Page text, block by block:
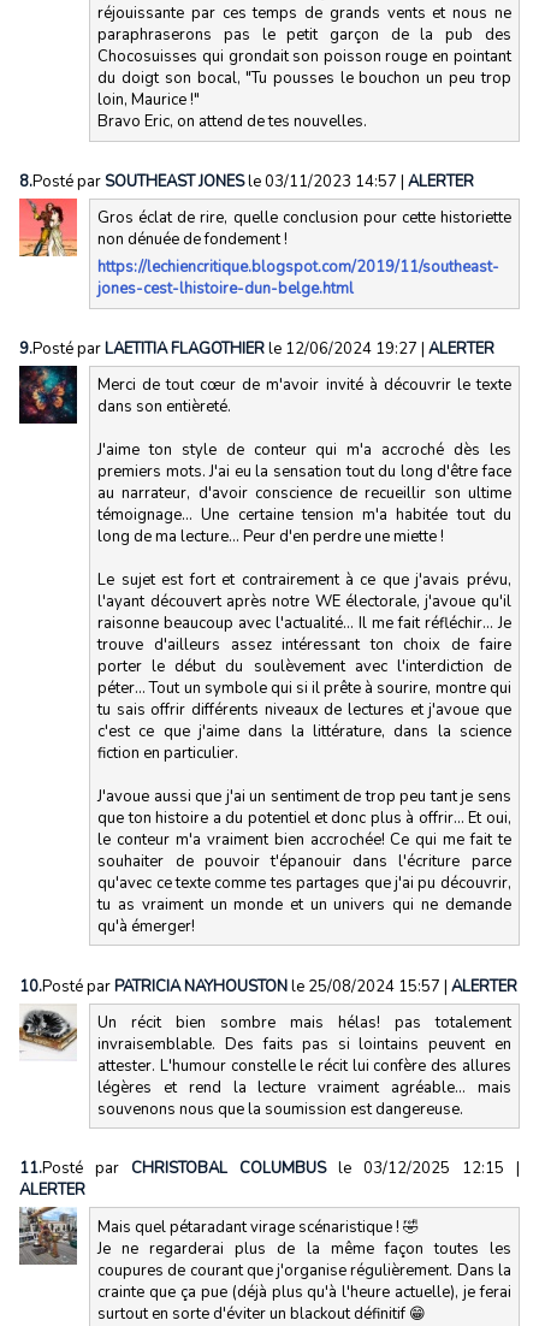
réjouissante par ces temps de grands vents et nous ne
paraphraserons pas le petit garçon de la pub des
Chocosuisses qui grondait son poisson rouge en pointant
du doigt son bocal, "Tu pousses le bouchon un peu trop
loin, Maurice !"
Bravo Eric, on attend de tes nouvelles.
8.Posté par SOUTHEAST JONESle 03/11/2023 14:57 | ALERTER
Gros éclat de rire, quelle conclusion pour cette historiette
non dénuée de fondement !
https://lechiencritique.blogspot.com/2019/11/southeast-
jones-cest-lhistoire-dun-belge.html
9.Posté parLAETITIA FLAGOTHIERle 12/06/2024 19:27 | ALERTER
Merci de tout cœur de m'avoir invité à découvrir le texte
dans son entièreté.
J'aime ton style de conteur qui m'a accroché dès les
premiers mots. J'ai eu la sensation tout du long d'être face
au narrateur, d'avoir conscience de recueillir son ultime
témoignage... Une certaine tension m'a habitée tout du
long de ma lecture... Peur d'en perdre une miette !
Le sujet est fort et contrairement à ce que j'avais prévu,
l'ayant découvert après notre WE électorale, j'avoue qu'il
raisonne beaucoup avec l'actualité... Il me fait réfléchir... Je
trouve d'ailleurs assez intéressant ton choix de faire
porter le début du soulèvement avec l'interdiction de
péter... Tout un symbole qui si il prête à sourire, montre qui
tu sais offrir différents niveaux de lectures et j'avoue que
c'est ce que j'aime dans la littérature, dans la science
fiction en particulier.
J'avoue aussi que j'ai un sentiment de trop peu tant je sens
que ton histoire a du potentiel et donc plus à offrir... Et oui,
le conteur m'a vraiment bien accrochée! Ce qui me fait te
souhaiter de pouvoir t'épanouir dans l'écriture parce
qu'avec ce texte comme tes partages que j'ai pu découvrir,
tu as vraiment un monde et un univers qui ne demande
qu'à émerger!
10.Posté parPATRICIA NAYHOUSTONle 25/08/2024 15:57 | ALERTER
Un récit bien sombre mais hélas! pas totalement
invraisemblable. Des faits pas si lointains peuvent en
attester. L'humour constelle le récit lui confère des allures
légères et rend la lecture vraiment agréable... mais
souvenons nous que la soumission est dangereuse.
11.Posté par CHRISTOBAL COLUMBUS le 03/12/2025 12:15 |
ALERTER
Mais quel pétaradant virage scénaristique ! 🤣
Je ne regarderai plus de la même façon toutes les
coupures de courant que j'organise régulièrement. Dans la
crainte que ça pue (déjà plus qu'à l'heure actuelle), je ferai
surtout en sorte d'éviter un blackout définitif 😁